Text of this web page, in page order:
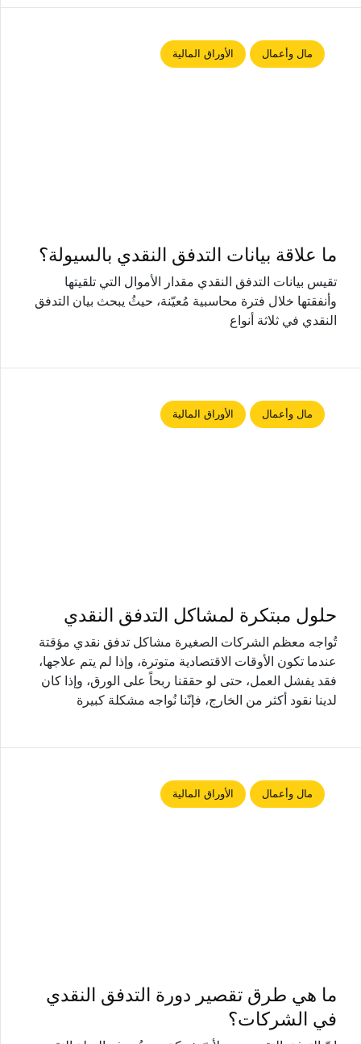
مال وأعمال الأوراق المالية
ما علاقة بيانات التدفق النقدي بالسيولة؟
تقيس بيانات التدفق النقدي مقدار الأموال التي تلقيتها
وأنفقتها خلال فترة محاسبية مُعيّنة، حيثُ يبحث بيان التدفق
النقدي في ثلاثة أنواع
مال وأعمال الأوراق المالية
حلول مبتكرة لمشاكل التدفق النقدي
تُواجه معظم الشركات الصغيرة مشاكل تدفق نقدي مؤقتة
عندما تكون الأوقات الاقتصادية متوترة، وإذا لم يتم علاجها،
فقد يفشل العمل، حتى لو حققنا ربحاً على الورق، وإذا كان
لدينا نقود أكثر من الخارج، فإنّنا نُواجه مشكلة كبيرة
مال وأعمال الأوراق المالية
ما هي طرق تقصير دورة التدفق النقدي
في الشركات؟